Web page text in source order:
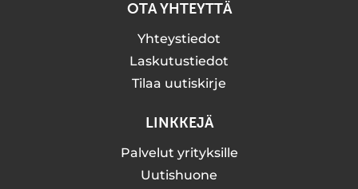
OTA YHTEYTTÄ
Yhteystiedot
Laskutustiedot
Tilaa uutiskirje
LINKKEJÄ
Palvelut yrityksille
Uutishuone